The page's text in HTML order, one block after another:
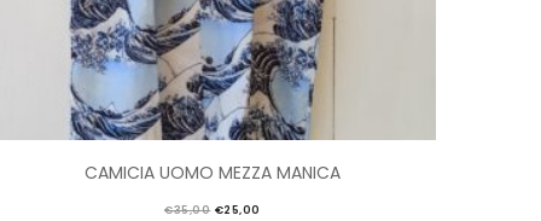
CAMICIA UOMO MEZZA MANICA
€35,00 €25,00